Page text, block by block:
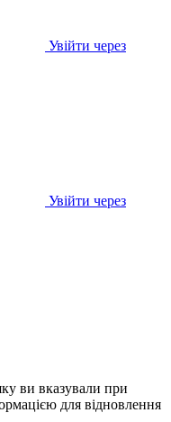
Увійти через
Увійти через
ви вказували при
для відновлення